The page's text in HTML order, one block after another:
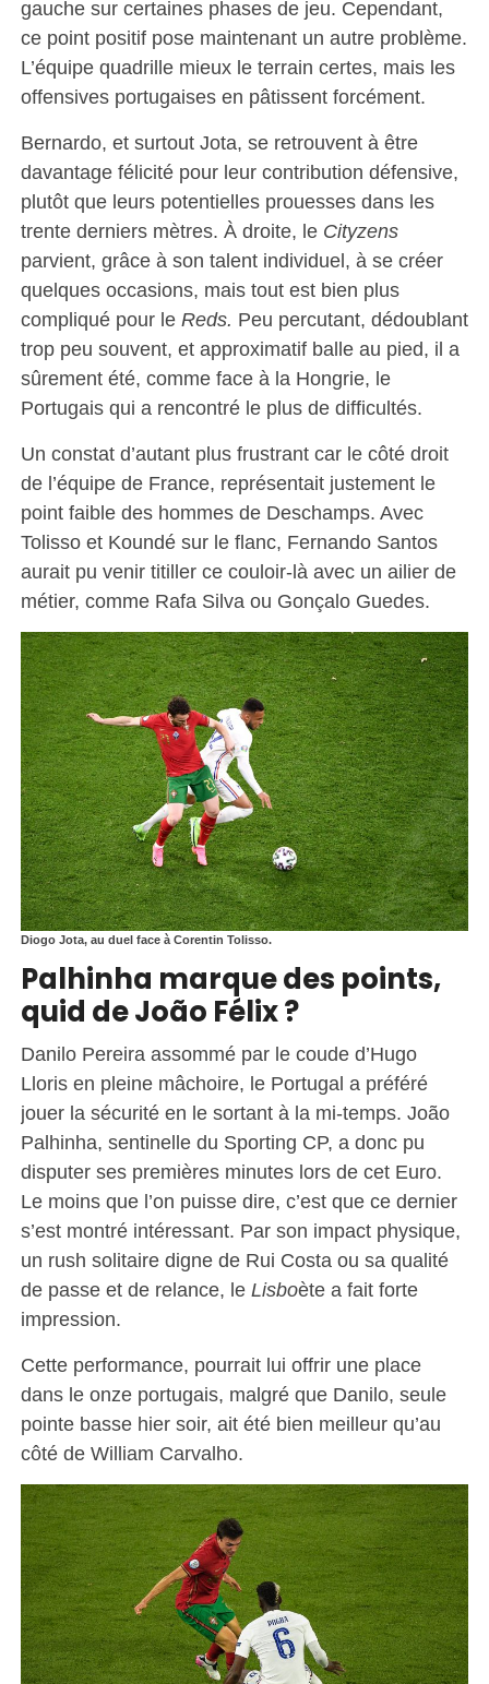
gauche sur certaines phases de jeu. Cependant,
ce point positif pose maintenant un autre problème.
L’équipe quadrille mieux le terrain certes, mais les
offensives portugaises en pâtissent forcément.
Bernardo, et surtout Jota, se retrouvent à être
davantage félicité pour leur contribution défensive,
plutôt que leurs potentielles prouesses dans les
trente derniers mètres. À droite, le Cityzens
parvient, grâce à son talent individuel, à se créer
quelques occasions, mais tout est bien plus
compliqué pour le Reds. Peu percutant, dédoublant
trop peu souvent, et approximatif balle au pied, il a
sûrement été, comme face à la Hongrie, le
Portugais qui a rencontré le plus de difficultés.
Un constat d’autant plus frustrant car le côté droit
de l’équipe de France, représentait justement le
point faible des hommes de Deschamps. Avec
Tolisso et Koundé sur le flanc, Fernando Santos
aurait pu venir titiller ce couloir-là avec un ailier de
métier, comme Rafa Silva ou Gonçalo Guedes.
Diogo Jota, au duel face à Corentin Tolisso.
Palhinha marque des points,
quid de João Félix ?
Danilo Pereira assommé par le coude d’Hugo
Lloris en pleine mâchoire, le Portugal a préféré
jouer la sécurité en le sortant à la mi-temps. João
Palhinha, sentinelle du Sporting CP, a donc pu
disputer ses premières minutes lors de cet Euro.
Le moins que l’on puisse dire, c’est que ce dernier
s’est montré intéressant. Par son impact physique,
un rush solitaire digne de Rui Costa ou sa qualité
de passe et de relance, le Lisboète a fait forte
impression.
Cette performance, pourrait lui offrir une place
dans le onze portugais, malgré que Danilo, seule
pointe basse hier soir, ait été bien meilleur qu’au
côté de William Carvalho.